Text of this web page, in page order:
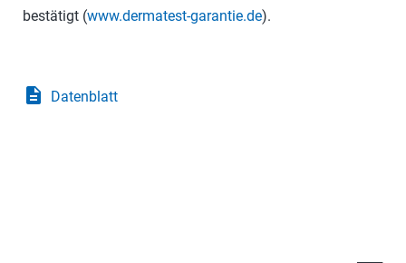
bestätigt (www.dermatest-garantie.de).
description Datenblatt